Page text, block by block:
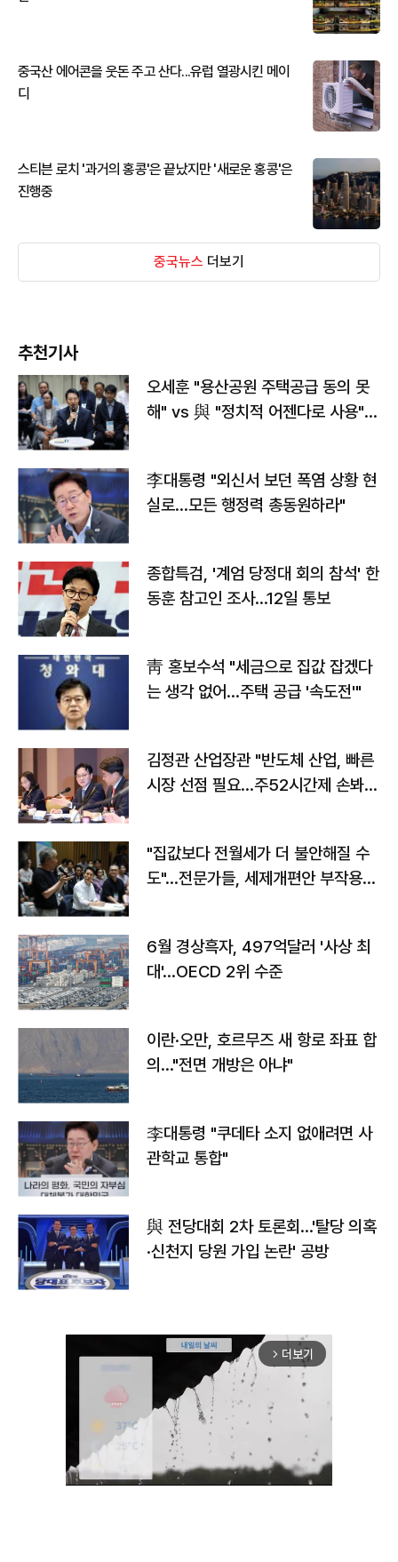
중국산 에어콘을 웃돈 주고 산다...유럽 열광시킨 메이
디
스티븐 로치 '과거의 홍콩'은 끝났지만 '새로운 홍콩'은
진행중
중국뉴스 더보기
추천기사
오세훈 "용산공원 주택공급 동의 못
해" vs 與 "정치적 어젠다로 사용"
李대통령 "외신서 보던 폭염 상황 현
실로…모든 행정력 총동원하라"
종합특검, '계엄 당정대 회의 참석' 한
동훈 참고인 조사...12일 통보
靑 홍보수석 "세금으로 집값 잡겠다
는 생각 없어…주택 공급 '속도전'"
김정관 산업장관 "반도체 산업, 빠른
시장 선점 필요…주52시간제 손봐
"집값보다 전월세가 더 불안해질 수
도"…전문가들, 세제개편안 부작용
6월 경상흑자, 497억달러 '사상 최
대'…OECD 2위 수준
이란·오만, 호르무즈 새 항로 좌표 합
의…"전면 개방은 아냐"
李대통령 "쿠데타 소지 없애려면 사
관학교 통합"
與 전당대회 2차 토론회…'탈당 의혹
·신천지 당원 가입 논란' 공방
arrow_forward_ios 더보기